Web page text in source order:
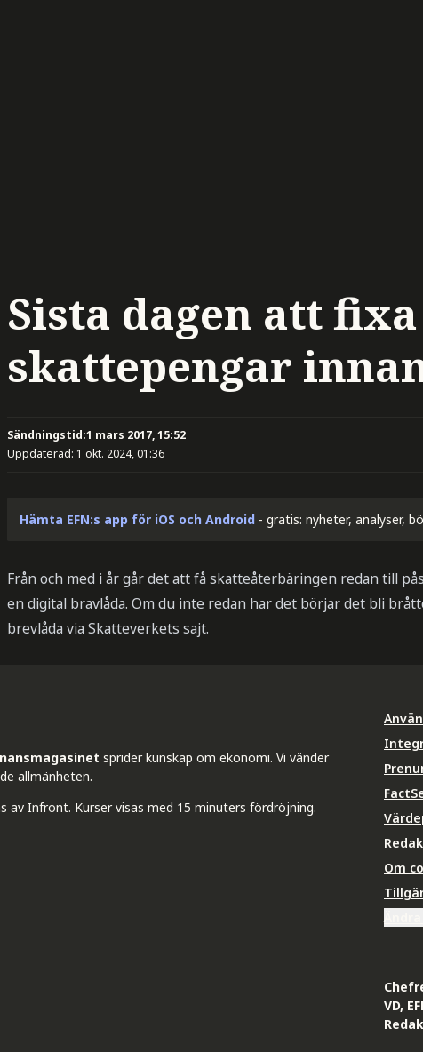
Sista dagen att fixa
skattepengar
Sändningstid:1 mars 2017, 15:52
Uppdaterad: 1 okt. 2024, 01:36
Hämta EFN:s app för iOS och Android - gratis: nyheter, analyser,
Från och med i år går det att få skatteåterbäringen redan till
en digital bravlåda. Om du inte redan har det börjar det bli
brevlåda via Skatteverkets sajt.
sprider kunskap om ekonomi. Vi vänder
allmänheten.
av Infront. Kurser visas med 15 minuters fördröjning.
Om
VD,